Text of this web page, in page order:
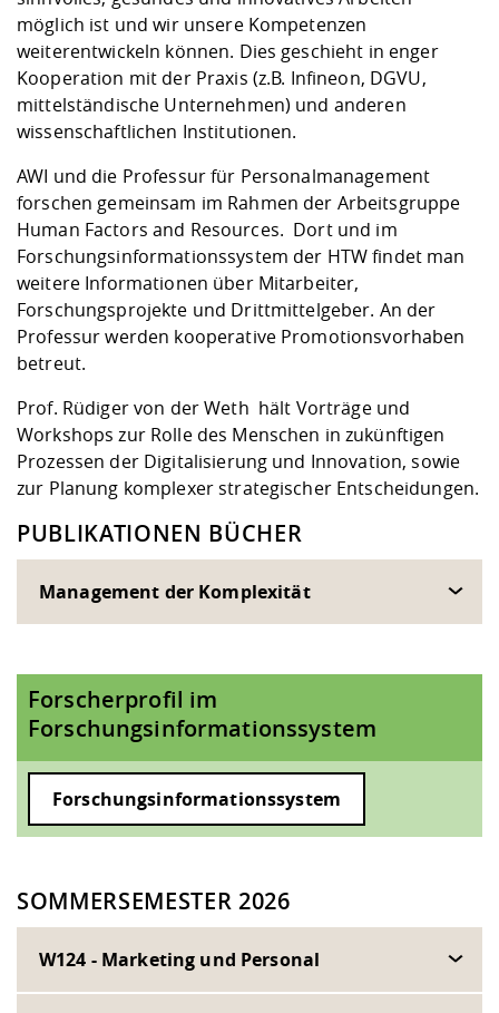
möglich ist und wir unsere Kompetenzen
weiterentwickeln können. Dies geschieht in enger
Kooperation mit der Praxis (z.B. Infineon, DGVU,
mittelständische Unternehmen) und anderen
wissenschaftlichen Institutionen.
AWI und die Professur für Personalmanagement
forschen gemeinsam im Rahmen der Arbeitsgruppe
Human Factors and Resources. Dort und im
Forschungsinformationssystem der HTW findet man
weitere Informationen über Mitarbeiter,
Forschungsprojekte und Drittmittelgeber. An der
Professur werden kooperative Promotionsvorhaben
betreut.
Prof. Rüdiger von der Weth hält Vorträge und
Workshops zur Rolle des Menschen in zukünftigen
Prozessen der Digitalisierung und Innovation, sowie
zur Planung komplexer strategischer Entscheidungen.
PUBLIKATIONEN BÜCHER
Management der Komplexität
Forscherprofil im
Forschungsinformationssystem
Forschungsinformationssystem
SOMMERSEMESTER 2026
W124 - Marketing und Personal